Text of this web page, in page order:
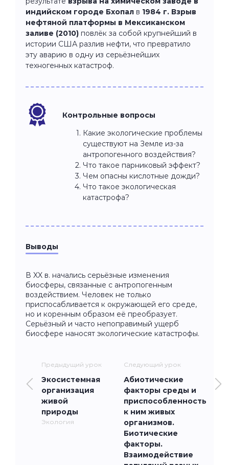
индийском городе Бхопал в 1984 г. Взрыв
нефтяной платформы в Мексиканском
заливе (2010) повлёк за собой крупнейший в
истории США разлив нефти, что превратило
эту аварию в одну из серьёзнейших
техногенных катастроф.
Контрольные вопросы
Какие экологические проблемы
существуют на Земле из-за
антропогенного воздействия?
Что такое парниковый эффект?
Чем опасны кислотные дожди?
Что такое экологическая
катастрофа?
Выводы
В XX в. начались серьёзные изменения
биосферы, связанные с антропогенным
воздействием. Человек не только
приспосабливается к окружающей его среде,
но и коренным образом её преобразует.
Серьёзный и часто непоправимый ущерб
биосфере наносят экологические катастрофы.
Предыдущий урок
Экосистемная
организация
живой
природы
Экология
Следующий урок
Абиотические
факторы среды и
приспособленность
к ним живых
организмов.
Биотические
факторы.
Взаимодействие